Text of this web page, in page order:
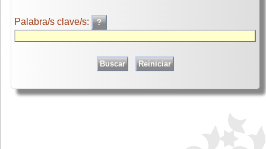
Palabra/s clave/s: